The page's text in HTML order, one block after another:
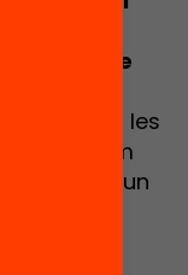
situació de
són les
la mà d’un
al